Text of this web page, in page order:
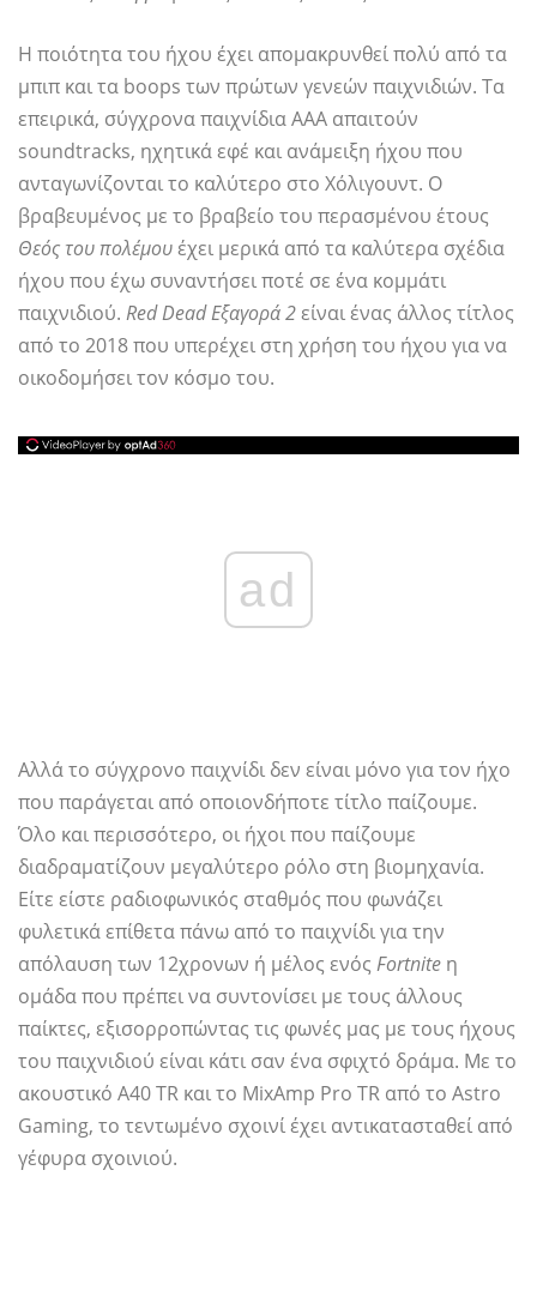
Η ποιότητα του ήχου έχει απομακρυνθεί πολύ από τα
μπιπ και τα boops των πρώτων γενεών παιχνιδιών. Τα
επειρικά, σύγχρονα παιχνίδια ΑΑΑ απαιτούν
soundtracks, ηχητικά εφέ και ανάμειξη ήχου που
ανταγωνίζονται το καλύτερο στο Χόλιγουντ. Ο
βραβευμένος με το βραβείο του περασμένου έτους
Θεός του πολέμουέχει μερικά από τα καλύτερα σχέδια
ήχου που έχω συναντήσει ποτέ σε ένα κομμάτι
παιχνιδιού. Red Dead Εξαγορά 2είναι ένας άλλος τίτλος
από το 2018 που υπερέχει στη χρήση του ήχου για να
οικοδομήσει τον κόσμο του.
ad
Αλλά το σύγχρονο παιχνίδι δεν είναι μόνο για τον ήχο
που παράγεται από οποιονδήποτε τίτλο παίζουμε.
Όλο και περισσότερο, οι ήχοι που παίζουμε
διαδραματίζουν μεγαλύτερο ρόλο στη βιομηχανία.
Είτε είστε ραδιοφωνικός σταθμός που φωνάζει
φυλετικά επίθετα πάνω από το παιχνίδι για την
απόλαυση των 12χρονων ή μέλος ενός Fortnite η
ομάδα που πρέπει να συντονίσει με τους άλλους
παίκτες, εξισορροπώντας τις φωνές μας με τους ήχους
του παιχνιδιού είναι κάτι σαν ένα σφιχτό δράμα. Με το
ακουστικό A40 TR και το MixAmp Pro TR από το Astro
Gaming, το τεντωμένο σχοινί έχει αντικατασταθεί από
γέφυρα σχοινιού.